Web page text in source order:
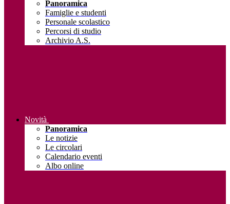
Panoramica
Famiglie e studenti
Personale scolastico
Percorsi di studio
Archivio A.S.
Novità
Panoramica
Le notizie
Le circolari
Calendario eventi
Albo online